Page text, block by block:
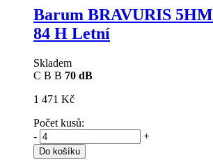
Barum BRAVURIS 5HM
84 H Letní
Skladem
C B B 70 dB
1 471 Kč
Počet kusů:
-
+
Do košíku